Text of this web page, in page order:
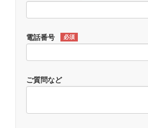
電話番号 必須
ご質問など